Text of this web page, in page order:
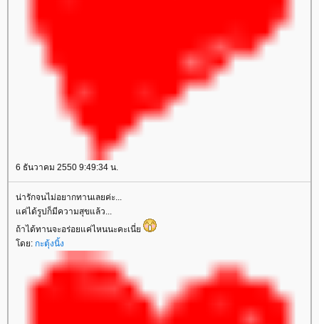
6 ธันวาคม 2550 9:49:34 น.
น่ารักจนไม่อยากทานเลยค่ะ...
ค่ได้รูปก็มีความสุขแล้ว...
ถ้าได้ทานจะอร่อยแค่ไหนนะคะเนี่
ดย: กะตุ้งนิ้ง